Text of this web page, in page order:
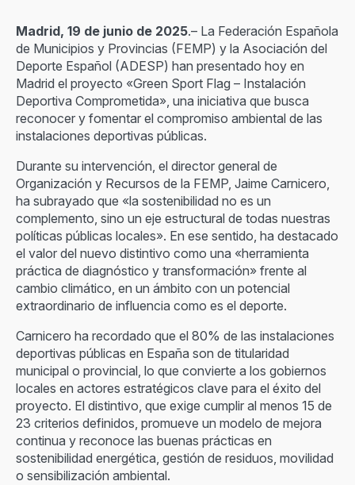
Madrid, 19 de junio de 2025.– La Federación Española
de Municipios y Provincias (FEMP) y la Asociación del
Deporte Español (ADESP) han presentado hoy en
Madrid el proyecto «Green Sport Flag – Instalación
Deportiva Comprometida», una iniciativa que busca
reconocer y fomentar el compromiso ambiental de las
instalaciones deportivas públicas.
Durante su intervención, el director general de
Organización y Recursos de la FEMP, Jaime Carnicero,
ha subrayado que «la sostenibilidad no es un
complemento, sino un eje estructural de todas nuestras
políticas públicas locales». En ese sentido, ha destacado
el valor del nuevo distintivo como una «herramienta
práctica de diagnóstico y transformación» frente al
cambio climático, en un ámbito con un potencial
extraordinario de influencia como es el deporte.
Carnicero ha recordado que el 80% de las instalaciones
deportivas públicas en España son de titularidad
municipal o provincial, lo que convierte a los gobiernos
locales en actores estratégicos clave para el éxito del
proyecto. El distintivo, que exige cumplir al menos 15 de
23 criterios definidos, promueve un modelo de mejora
continua y reconoce las buenas prácticas en
sostenibilidad energética, gestión de residuos, movilidad
o sensibilización ambiental.